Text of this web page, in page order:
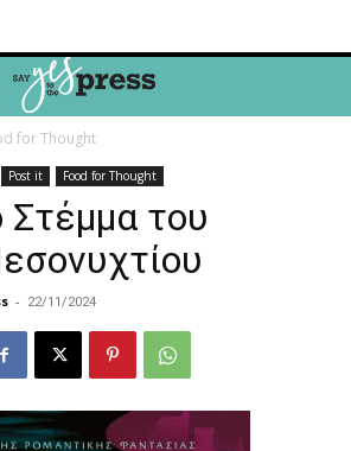
for Thought
Post it Food for Thought
Στέμμα του
- 22/11/2024